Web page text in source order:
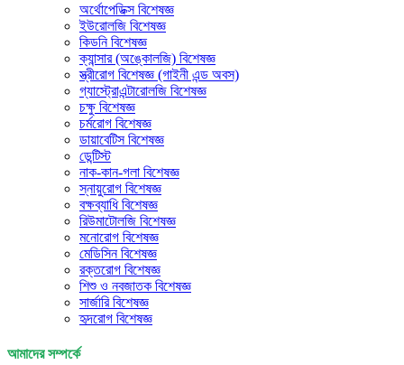
অর্থোপেডিক্স বিশেষজ্ঞ
ইউরোলজি বিশেষজ্ঞ
কিডনি বিশেষজ্ঞ
ক্যান্সার (অঙ্কোলজি) বিশেষজ্ঞ
স্ত্রীরোগ বিশেষজ্ঞ (গাইনী এন্ড অবস)
গ্যাস্ট্রোএন্টারোলজি বিশেষজ্ঞ
চক্ষু বিশেষজ্ঞ
চর্মরোগ বিশেষজ্ঞ
ডায়াবেটিস বিশেষজ্ঞ
ডেন্টিস্ট
নাক-কান-গলা বিশেষজ্ঞ
স্নায়ুরোগ বিশেষজ্ঞ
বক্ষব্যাধি বিশেষজ্ঞ
রিউমাটোলজি বিশেষজ্ঞ
মনোরোগ বিশেষজ্ঞ
মেডিসিন বিশেষজ্ঞ
রক্তরোগ বিশেষজ্ঞ
শিশু ও নবজাতক বিশেষজ্ঞ
সার্জারি বিশেষজ্ঞ
হৃদরোগ বিশেষজ্ঞ
আমাদের সম্পর্কে